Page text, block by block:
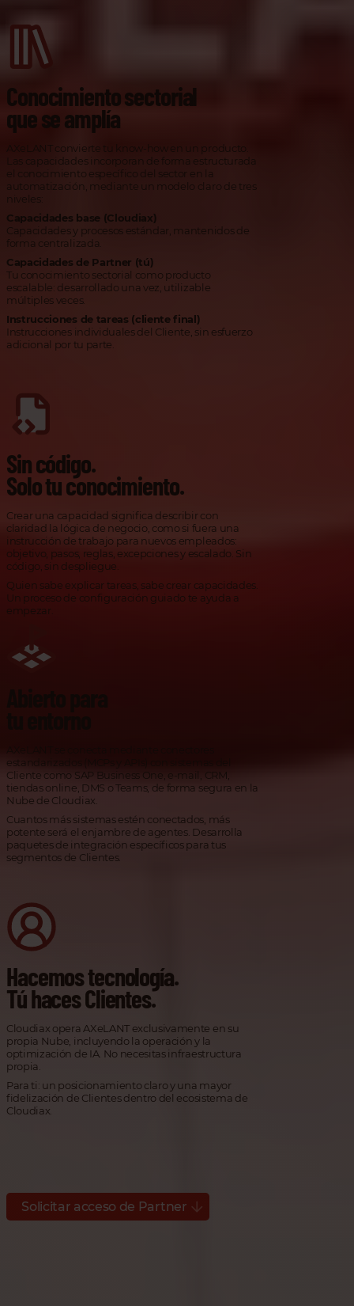
Conocimiento sectorial
que se amplía
AXeLANT convierte tu know-how en un producto.
Las capacidades incorporan de forma estructurada
el conocimiento específico del sector en la
automatización, mediante un modelo claro de tres
niveles:
Capacidades base (Cloudiax)
Capacidades y procesos estándar, mantenidos de
forma centralizada.
Capacidades de Partner (tú)
Tu conocimiento sectorial como producto
escalable: desarrollado una vez, utilizable
múltiples veces.
Instrucciones de tareas (cliente final)
Instrucciones individuales del Cliente, sin esfuerzo
adicional por tu parte.
Sin código.
Solo tu conocimiento.
Crear una capacidad significa describir con
claridad la lógica de negocio, como si fuera una
instrucción de trabajo para nuevos empleados:
objetivo, pasos, reglas, excepciones y escalado. Sin
código, sin despliegue.
Quien sabe explicar tareas, sabe crear capacidades.
Un proceso de configuración guiado te ayuda a
empezar.
estandarizados (MCPs y APIs) con sistemas del
Cliente como SAP Business One, e-mail, CRM,
tiendas online, DMS o Teams, de forma segura en la
Nube de Cloudiax.
Cuantos más sistemas estén conectados, más
potente será el enjambre de agentes. Desarrolla
paquetes de integración específicos para tus
segmentos de Clientes.
Hacemos tecnología.
Tú haces Clientes.
Cloudiax opera AXeLANT exclusivamente en su
propia Nube, incluyendo la operación y la
optimización de IA. No necesitas infraestructura
propia.
Para ti: un posicionamiento claro y una mayor
fidelización de Clientes dentro del ecosistema de
Cloudiax.
Solicitar acceso de Partner